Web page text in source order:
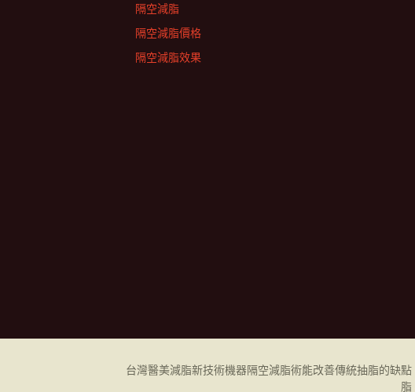
隔空減脂
隔空減脂價格
隔空減脂效果
台灣醫美減脂新技術機器隔空減脂術能改善傳統抽脂的缺
脂